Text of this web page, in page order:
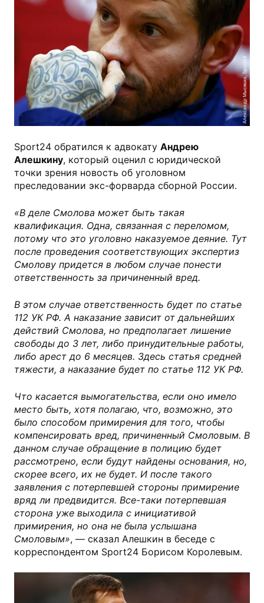
Александр Мысякин, Sport24
Sport24 обратился к адвокату Андрею
Алешкину, который оценил с юридической
точки зрения новость об уголовном
преследовании экс-форварда сборной России.
«В деле Смолова может быть такая
квалификация. Одна, связанная с переломом,
потому что это уголовно наказуемое деяние. Тут
после проведения соответствующих экспертиз
Смолову придется в любом случае понести
ответственность за причиненный вред.
В этом случае ответственность будет по статье
112 УК РФ. А наказание зависит от дальнейших
действий Смолова, но предполагает лишение
свободы до 3 лет, либо принудительные работы,
либо арест до 6 месяцев. Здесь статья средней
тяжести, а наказание будет по статье 112 УК РФ.
Что касается вымогательства, если оно имело
место быть, хотя полагаю, что, возможно, это
было способом примирения для того, чтобы
компенсировать вред, причиненный Смоловым. В
данном случае обращение в полицию будет
рассмотрено, если будут найдены основания, но,
скорее всего, их не будет. И после такого
заявления с потерпевшей стороны примирение
вряд ли предвидится. Все-таки потерпевшая
сторона уже выходила с инициативой
примирения, но она не была услышана
Смоловым», — сказал Алешкин в беседе с
корреспондентом Sport24 Борисом Королевым.